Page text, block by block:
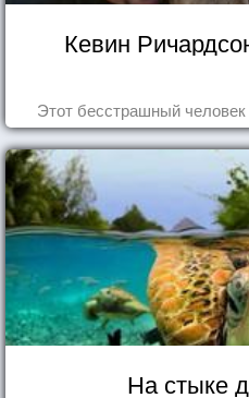
Кевин
Этот бесстрашный
На стыке